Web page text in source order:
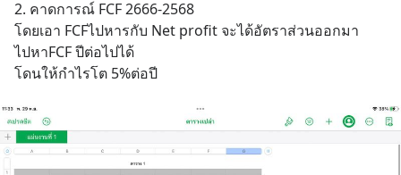
2. คาดการณ์ FCF 2666-2568
โดยเอา FCFไปหารกับ Net profit จะได้อัตราส่วนออกมา
ไปหาFCF ปีต่อไปได้
โดนให้กำไรโต 5%ต่อปี